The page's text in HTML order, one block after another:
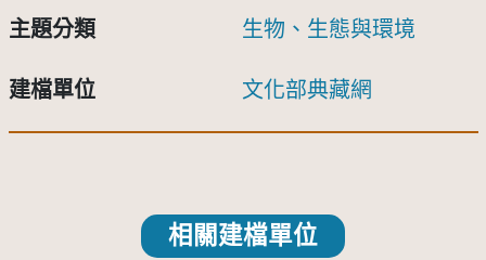
主題分類 生物、生態與環境
建檔單位 文化部典藏網
相關建檔單位